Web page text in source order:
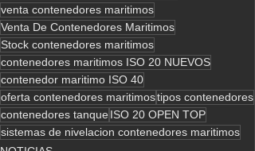
venta contenedores maritimos
Venta De Contenedores Maritimos
Stock contenedores maritimos
contenedores maritimos ISO 20 NUEVOS
contenedor maritimo ISO 40
oferta contenedores maritimostipos contenedores
contenedores tanque ISO 20 OPEN TOP
sistemas de nivelacion contenedores maritimos